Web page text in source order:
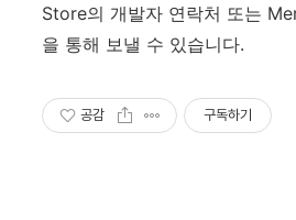
Store의 개발자 연락처 또는
을 통해 보낼 수 있습니다.
공감 구독하기